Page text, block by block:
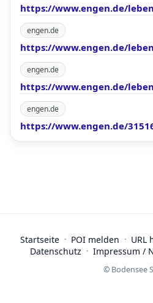
https://www.engen.de/
engen.de
https://www.engen.de/
engen.de
https://www.engen.de/
engen.de
https://www.engen.de/
Startseite · POI melden · URL
Datenschutz · Impressum /
© Bodensee